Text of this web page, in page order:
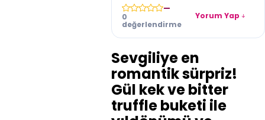
—
0
değerlendirme
Yorum Yap
Sevgiliye en
romantik sürpriz!
Gül kek ve bitter
truffle buketi ile